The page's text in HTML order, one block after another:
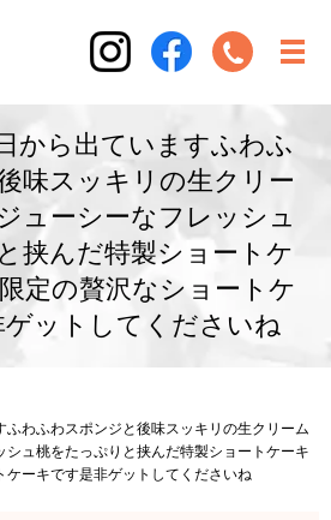
から出ていますふわふ
味スッキリの生クリー
ューシーなフレッシュ
挟んだ特製ショートケ
定の贅沢なショートケ
ットしてくださいね
わふわスポンジと後味スッキリの生クリーム
ュ桃をたっぷりと挟んだ特製ショートケーキ
ケーキです是非ゲットしてくださいね